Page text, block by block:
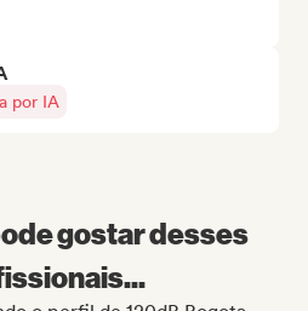
por IA
gostar desses